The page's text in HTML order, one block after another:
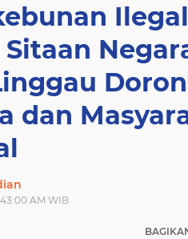
dan
AM WIB